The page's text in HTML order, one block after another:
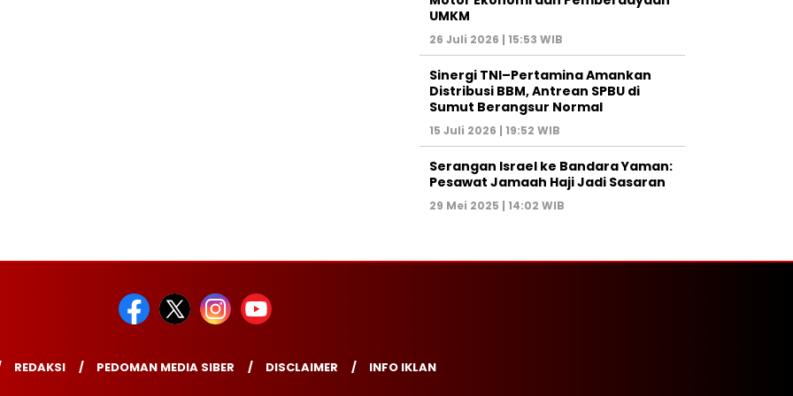
UMKM
26 Juli 2026 | 15:53 WIB
Sinergi TNI–Pertamina Amankan
Distribusi BBM, Antrean SPBU di
Sumut Berangsur Normal
15 Juli 2026 | 19:52 WIB
Serangan Israel ke Bandara Yaman:
Pesawat Jamaah Haji Jadi Sasaran
29 Mei 2025 | 14:02 WIB
REDAKSI PEDOMAN MEDIA SIBER DISCLAIMER INFO IKLAN